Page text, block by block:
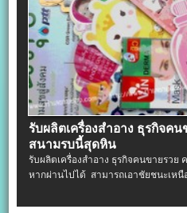
รับผลิตเครื่องสําอาง ธุรกิจค
สนามรบนี้สุดหิน
รับผลิตเครื่องสําอาง ธุรกิจคนขายรว
หากผ่านไปได้ สามารถเอาชัยชนะเห